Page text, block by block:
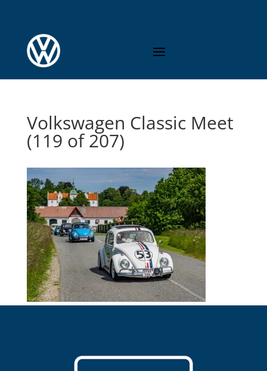
Volkswagen Classic Meet
(119 of 207)